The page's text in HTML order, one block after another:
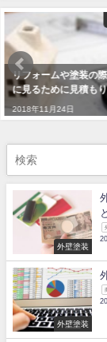
リフォームや塗装で
めにも見積もりサー
よう！
外壁塗装
外壁塗装